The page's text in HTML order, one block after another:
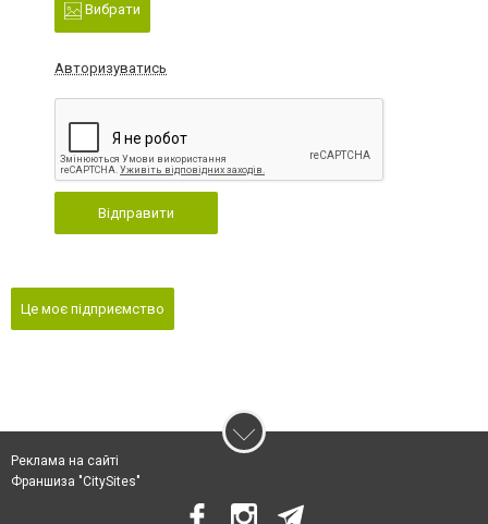
Вибрати
Авторизуватись
Відправити
Це моє підприємство
Реклама на сайті
Франшиза "CitySites"